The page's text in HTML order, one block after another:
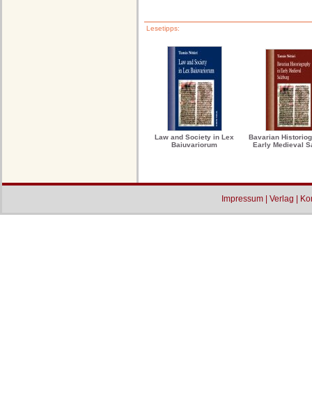
Lesetipps:
Law and Society in Lex
Baiuvariorum
Bavarian
Early Medieval
Impressum| Verlag